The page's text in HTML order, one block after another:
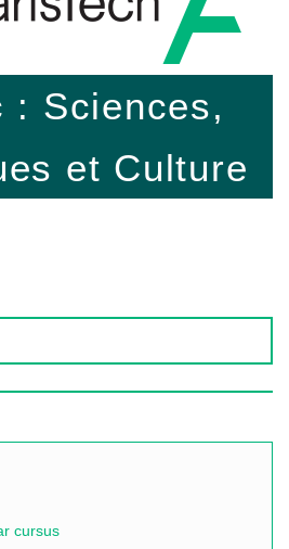
: Sciences,
et Culture
cursus